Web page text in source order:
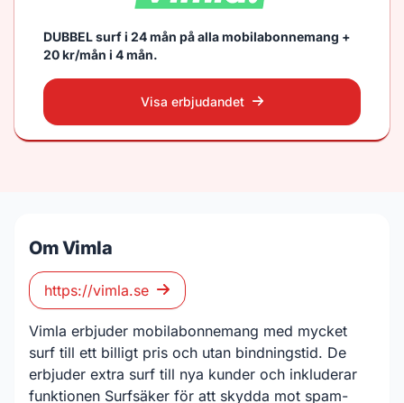
DUBBEL surf i 24 mån på alla mobilabonnemang +
20 kr/mån i 4 mån.
Visa erbjudandet
Om Vimla
https://vimla.se
Vimla erbjuder mobilabonnemang med mycket
surf till ett billigt pris och utan bindningstid. De
erbjuder extra surf till nya kunder och inkluderar
funktionen Surfsäker för att skydda mot spam-